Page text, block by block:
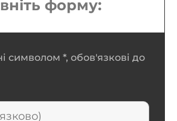
форму:
символом *, обов'язкові до